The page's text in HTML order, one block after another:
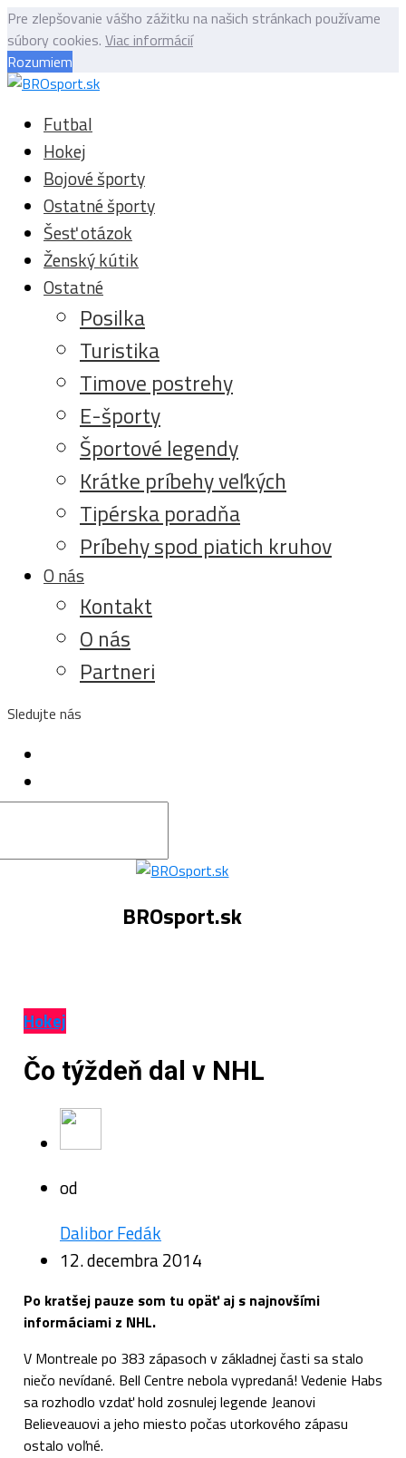
Pre zlepšovanie vášho zážitku na našich stránkach používame
súbory cookies. Viac informácií
Rozumiem
Futbal
Hokej
Bojové športy
Ostatné športy
Šesť otázok
Ženský kútik
Ostatné
Posilka
Turistika
Timove postrehy
E-športy
Športové legendy
Krátke príbehy veľkých
Tipérska poradňa
Príbehy spod piatich kruhov
O nás
Kontakt
O nás
Partneri
Sledujte nás
BROsport.sk
Hokej
Čo týždeň dal v NHL
od
Dalibor Fedák
12. decembra 2014
Po kratšej pauze som tu opäť aj s najnovšími
informáciami z NHL.
V Montreale po 383 zápasoch v základnej časti sa stalo
niečo nevídané. Bell Centre nebola vypredaná! Vedenie Habs
sa rozhodlo vzdať hold zosnulej legende Jeanovi
Believeauovi a jeho miesto počas utorkového zápasu
ostalo voľné.